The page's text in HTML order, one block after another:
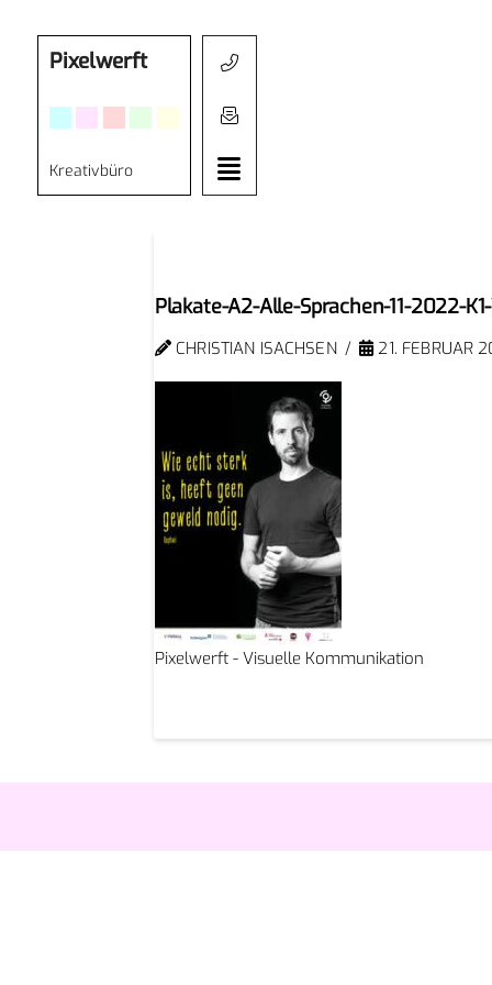
Pixelwerft
Kreativbüro
Plakate-A2-Alle-Sprachen-11-2022-
CHRISTIAN ISACHSEN 21. FEBRUAR
Pixelwerft - Visuelle Kommunikation